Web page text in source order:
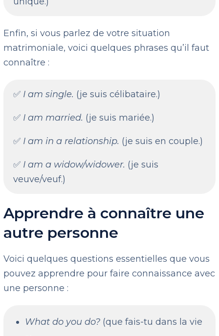
Enfin, si vous parlez de votre situation
matrimoniale, voici quelques phrases qu’il faut
connaître :
✅ I am single. (je suis célibataire.)
✅ I am married. (je suis mariée.)
✅ I am in a relationship. (je suis en couple.)
✅ I am a widow/widower. (je suis
veuve/veuf.)
Apprendre à connaître une
autre personne
Voici quelques questions essentielles que vous
pouvez apprendre pour faire connaissance avec
une personne :
What do you do?(que fais-tu dans la vie